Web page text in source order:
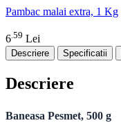
Pambac malai extra, 1 Kg
6 59 Lei
Descriere Specificatii
Descriere
Baneasa Pesmet, 500 g